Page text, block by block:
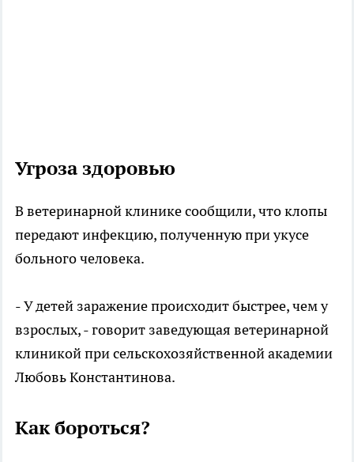
Угроза здоровью
В ветеринарной клинике сообщили, что клопы
передают инфекцию, полученную при укусе
больного человека.
- У детей заражение происходит быстрее, чем у
взрослых, - говорит заведующая ветеринарной
клиникой при сельскохозяйственной академии
Любовь Константинова.
Как бороться?